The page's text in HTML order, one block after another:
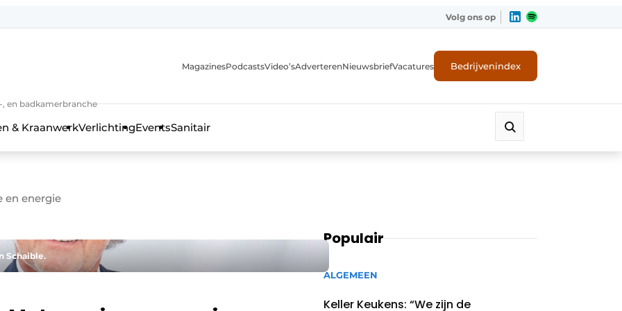
techniek in de keuken-, woon-, en badkamerbranche
Volg ons op
en badkamerbranche
MagazinesPodcastsVideo’sAdverterenNieuwsbriefVacatures Bedrijvenindex
& KraanwerkVerlichtingEventsSanitair
en energie
Schaible.
Populair
ALGEMEEN
Keller Keukens: “We zijn de